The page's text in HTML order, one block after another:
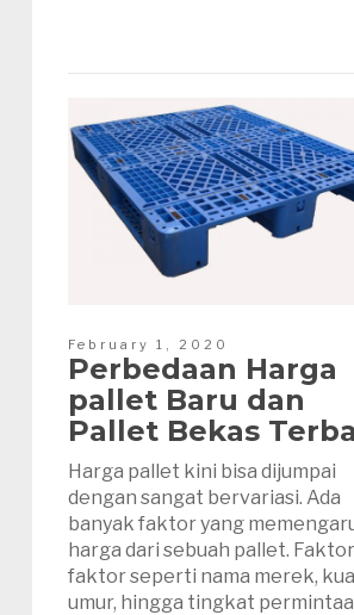
February 1, 2020
Perbedaan Harga
pallet Baru dan
Pallet Bekas
Harga pallet kini bisa dijumpai
dengan sangat bervariasi. Ada
banyak faktor yang
harga dari sebuah pallet.
faktor seperti nama merek,
umur, hingga tingkat